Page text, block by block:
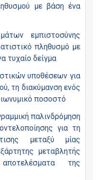
με βάση ένα
εμπιστοσύνης
πληθυσμό με
τυχαίο δείγμα
υποθέσεων για
τη διακύμανση ενός
ποσοστό
παλινδρόμηση
για τη
μεταξύ μίας
μεταβλητής
της